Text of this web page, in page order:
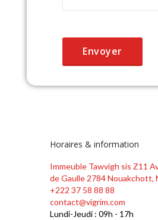
Horaires & information
Immeuble Tawvigh sis Z11
de Gaulle 2784 Nouakchott,
+222 37 58 88 88
contact@vigrim.com
Lundi-Jeudi : 09h - 17h